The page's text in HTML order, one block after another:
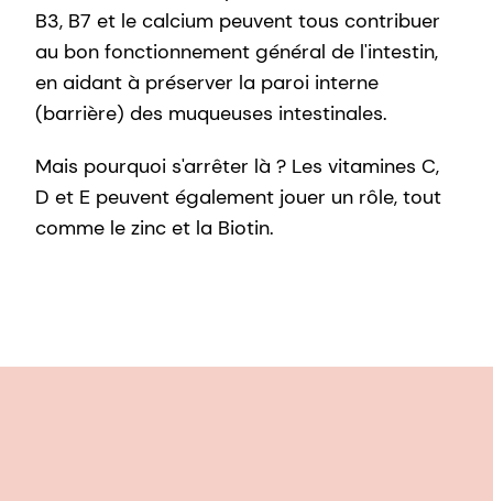
B3, B7 et le calcium peuvent tous contribuer
au bon fonctionnement général de l'intestin,
en aidant à préserver la paroi interne
(barrière) des muqueuses intestinales.
Mais pourquoi s'arrêter là ? Les vitamines C,
D et E peuvent également jouer un rôle, tout
comme le zinc et la Biotin.